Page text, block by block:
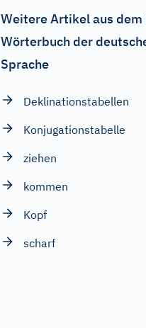
Weitere Artikel aus dem
Wörterbuch der
Sprache
Deklinationstabellen
Konjugationstabelle
ziehen
kommen
Kopf
scharf